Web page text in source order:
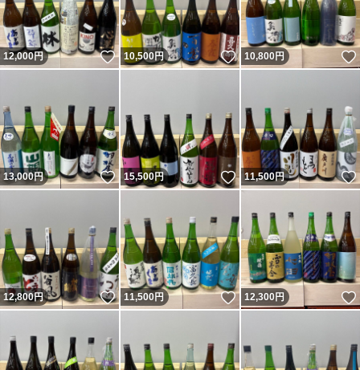
12,000円 いいね！
10,500円 いいね！
10,800円
13,000円 いいね！
15,500円 いいね！
11,500円
12,800円 いいね！
11,500円 いいね！
12,300円